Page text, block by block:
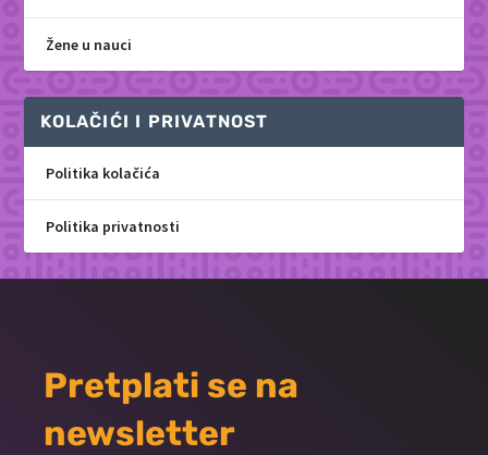
Žene u nauci
KOLAČIĆI I PRIVATNOST
Politika kolačića
Politika privatnosti
Pretplati se na
newsletter